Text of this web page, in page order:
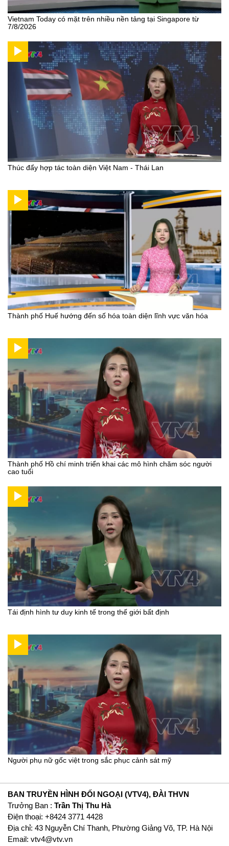
Vietnam Today có mặt trên nhiều nền tảng tại Singapore từ
7/8/2026
Thúc đẩy hợp tác toàn diện Việt Nam - Thái Lan
Thành phố Huế hướng đến số hóa toàn diện lĩnh vực văn hóa
Thành phố Hồ chí minh triển khai các mô hình chăm sóc người
cao tuổi
Tái định hình tư duy kinh tế trong thế giới bất định
Người phụ nữ gốc việt trong sắc phục cảnh sát mỹ
BAN TRUYỀN HÌNH ĐỐI NGOẠI (VTV4), ĐÀI THVN
Trưởng Ban : Trần Thị Thu Hà
Ðiện thoại: +8424 3771 4428
Địa chỉ: 43 Nguyễn Chí Thanh, Phường Giảng Võ, TP. Hà Nội
Email: vtv4@vtv.vn